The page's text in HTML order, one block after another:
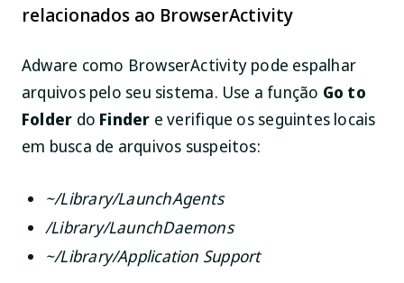
relacionados ao BrowserActivity
Adware como BrowserActivity pode espalhar
arquivos pelo seu sistema. Use a função Go to
Folder do Finder e verifique os seguintes locais
em busca de arquivos suspeitos:
~/Library/LaunchAgents
/Library/LaunchDaemons
~/Library/Application Support